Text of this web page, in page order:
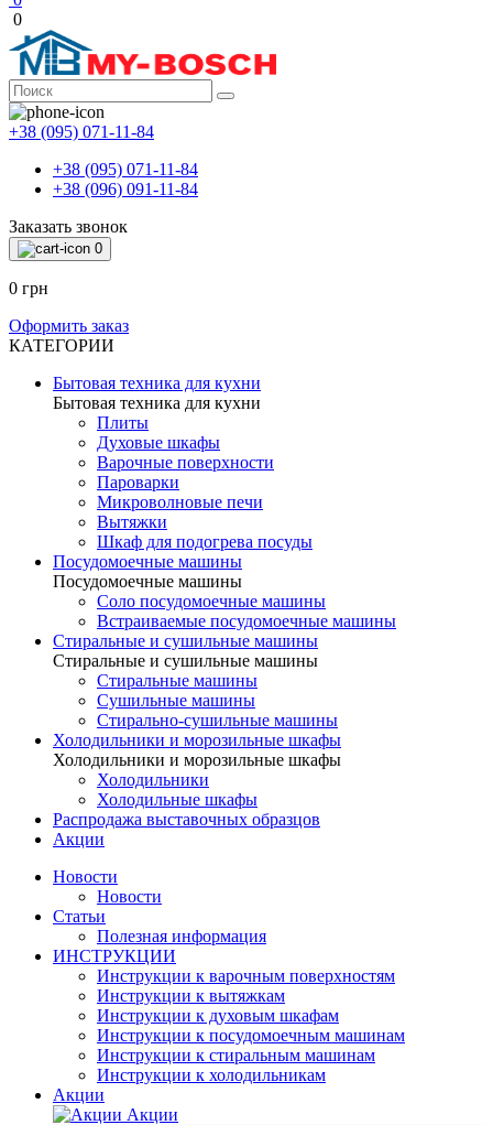
0
+38 (095) 071-11-84
+38 (095) 071-11-84
+38 (096) 091-11-84
Заказать звонок
0
0 грн
Оформить заказ
КАТЕГОРИИ
Бытовая техника для кухни
Бытовая техника для кухни
Плиты
Духовые шкафы
Варочные поверхности
Пароварки
Микроволновые печи
Вытяжки
Шкаф для подогрева посуды
Посудомоечные машины
Посудомоечные машины
Соло посудомоечные машины
Встраиваемые посудомоечные машины
Стиральные и сушильные машины
Стиральные и сушильные машины
Стиральные машины
Сушильные машины
Стирально-сушильные машины
Холодильники и морозильные шкафы
Холодильники и морозильные шкафы
Холодильники
Холодильные шкафы
Распродажа выставочных образцов
Акции
Новости
Новости
Статьи
Полезная информация
ИНСТРУКЦИИ
Инструкции к варочным поверхностям
Инструкции к вытяжкам
Инструкции к духовым шкафам
Инструкции к посудомоечным машинам
Инструкции к стиральным машинам
Инструкции к холодильникам
Акции
Акции